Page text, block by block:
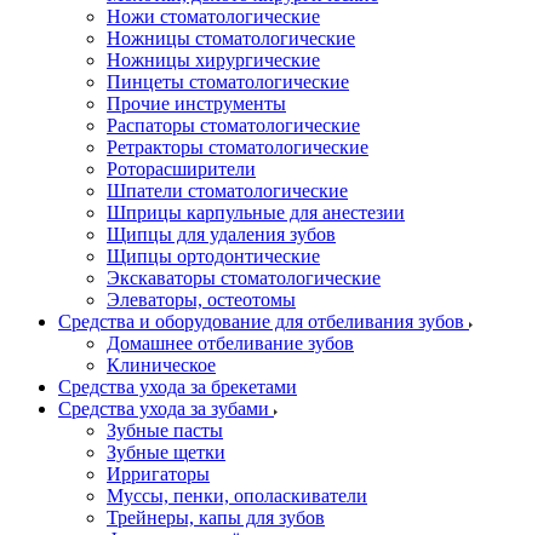
Ножи стоматологические
Ножницы стоматологические
Ножницы хирургические
Пинцеты стоматологические
Прочие инструменты
Распаторы стоматологические
Ретракторы стоматологические
Роторасширители
Шпатели стоматологические
Шприцы карпульные для анестезии
Щипцы для удаления зубов
Щипцы ортодонтические
Экскаваторы стоматологические
Элеваторы, остеотомы
Средства и оборудование для отбеливания зубов
Домашнее отбеливание зубов
Клиническое
Средства ухода за брекетами
Средства ухода за зубами
Зубные пасты
Зубные щетки
Ирригаторы
Муссы, пенки, ополаскиватели
Трейнеры, капы для зубов